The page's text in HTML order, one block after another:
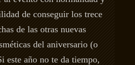
de conseguir los trece
de las otras nuevas
del aniversario (o
este año no te da tiempo,